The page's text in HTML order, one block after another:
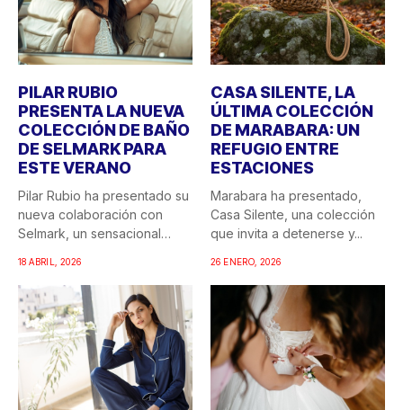
PILAR RUBIO
PRESENTA LA NUEVA
COLECCIÓN DE BAÑO
DE SELMARK PARA
ESTE VERANO
Pilar Rubio ha presentado su
nueva colaboración con
Selmark, un sensacional
18 ABRIL, 2026
CASA SILENTE, LA
ÚLTIMA COLECCIÓN
DE MARABARA: UN
REFUGIO ENTRE
ESTACIONES
Marabara ha presentado,
Casa Silente, una colección
que invita a detenerse y...
26 ENERO, 2026